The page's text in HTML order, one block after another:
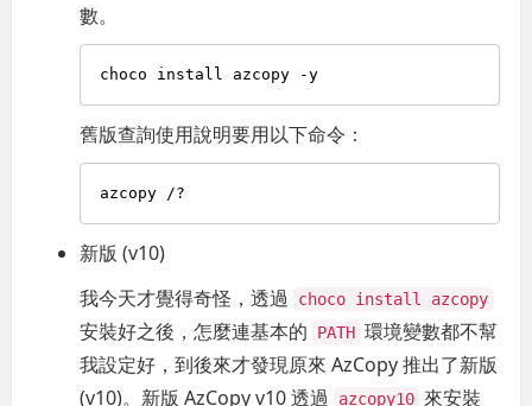
數。
舊版查詢使用說明要用以下命令：
新版 (v10)
我今天才覺得奇怪，透過
choco install azcopy
安裝好之後，怎麼連基本的 PATH 環境變數都不幫
我設定好，到後來才發現原來 AzCopy 推出了新版
(v10)。新版 AzCopy v10 透過
azcopy10 來安裝